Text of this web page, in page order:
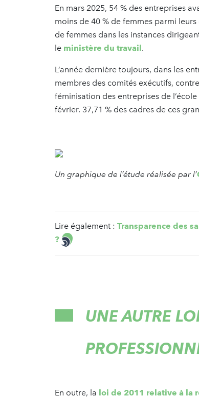
En mars 2025, 54 % des entreprises
moins de 40 % de femmes parmi
de femmes dans les instances
le ministère du travail.
L’année dernière toujours, dans les
membres des comités exécutifs,
féminisation des entreprises de
février. 37,71 % des cadres de ces
Un graphique de l’étude réalisée par l’
Lire également : Transparence des
?
UNE AUTRE
En outre, la loi de 2011 relative à la